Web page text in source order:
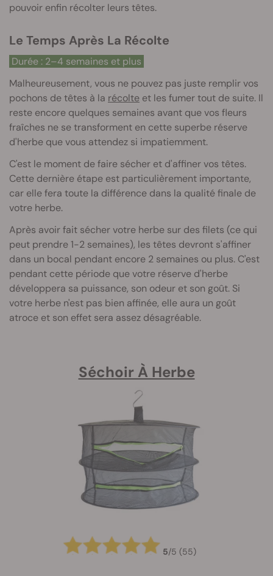
pouvoir enfin récolter leurs têtes.
Le Temps Après La Récolte
Durée : 2–4 semaines et plus
Malheureusement, vous ne pouvez pas juste remplir vos
pochons de têtes à la récolte et les fumer tout de suite. Il
reste encore quelques semaines avant que vos fleurs
fraîches ne se transforment en cette superbe réserve
d'herbe que vous attendez si impatiemment.
C'est le moment de faire sécher et d'affiner vos têtes.
Cette dernière étape est particulièrement importante,
car elle fera toute la différence dans la qualité finale de
votre herbe.
Après avoir fait sécher votre herbe sur des filets (ce qui
peut prendre 1-2 semaines), les têtes devront s'affiner
dans un bocal pendant encore 2 semaines ou plus. C'est
pendant cette période que votre réserve d'herbe
développera sa puissance, son odeur et son goût. Si
votre herbe n'est pas bien affinée, elle aura un goût
atroce et son effet sera assez désagréable.
Séchoir À Herbe
5/5 (55)